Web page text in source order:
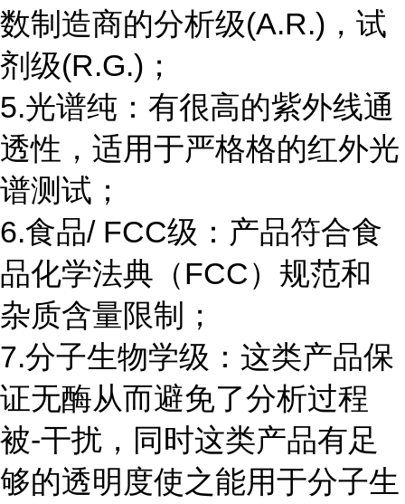
数制造商的分析级(A.R.)，试
剂级(R.G.)；
5.光谱纯：有很高的紫外线通
透性，适用于严格格的红外光
谱测试；
6.食品/ FCC级：产品符合食
品化学法典（FCC）规范和
杂质含量限制；
7.分子生物学级：这类产品保
证无酶从而避免了分析过程
被-干扰，同时这类产品有足
够的透明度使之能用于分子生